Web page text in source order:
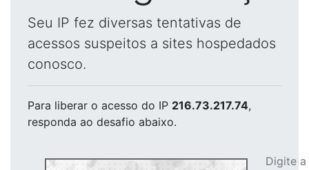
Seu IP fez diversas tentativas de
acessos suspeitos a sites hospedados
conosco.
Para liberar o acesso do IP 216.73.217.74,
responda ao desafio abaixo.
Digite